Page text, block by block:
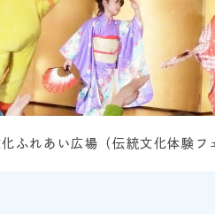
ふれあい広場（伝統文化体験フ